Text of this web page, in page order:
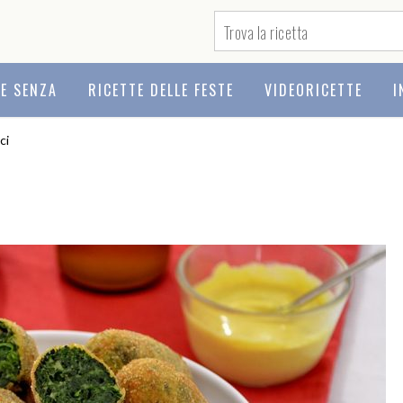
SENZA RICETTE DELLE FESTE VIDEORICETTE